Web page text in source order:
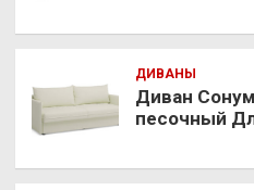
ДИВАНЫ
Диван
песочный